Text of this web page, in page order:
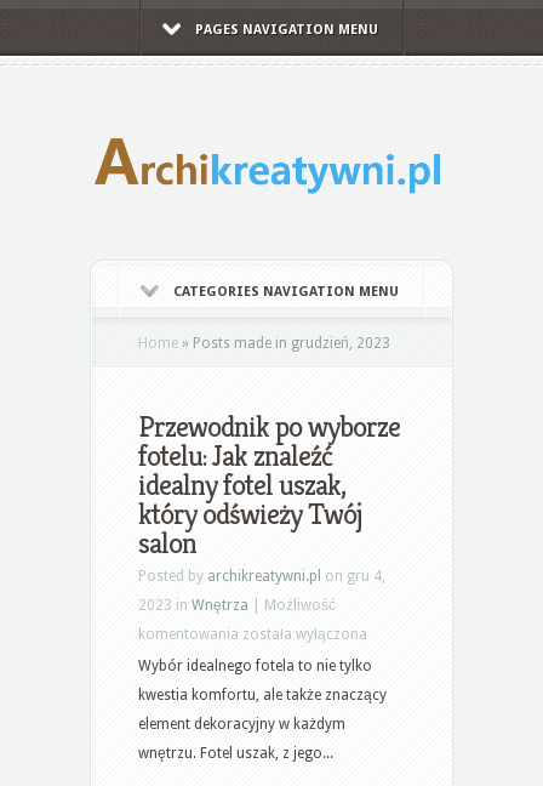
PAGES NAVIGATION MENU
CATEGORIES NAVIGATION MENU
Home » Posts made in grudzień, 2023
Przewodnik po wyborze
fotelu: Jak znaleźć
idealny fotel uszak,
który odświeży Twój
salon
Posted by archikreatywni.pl on gru 4,
2023 in Wnętrza
Możliwość
komentowania Przewodnik
po
wyborze
fotelu:
Jak
została wyłączona
Wybór idealnego fotela to nie tylko
kwestia komfortu, ale także znaczący
element dekoracyjny w każdym
wnętrzu. Fotel uszak, z jego...